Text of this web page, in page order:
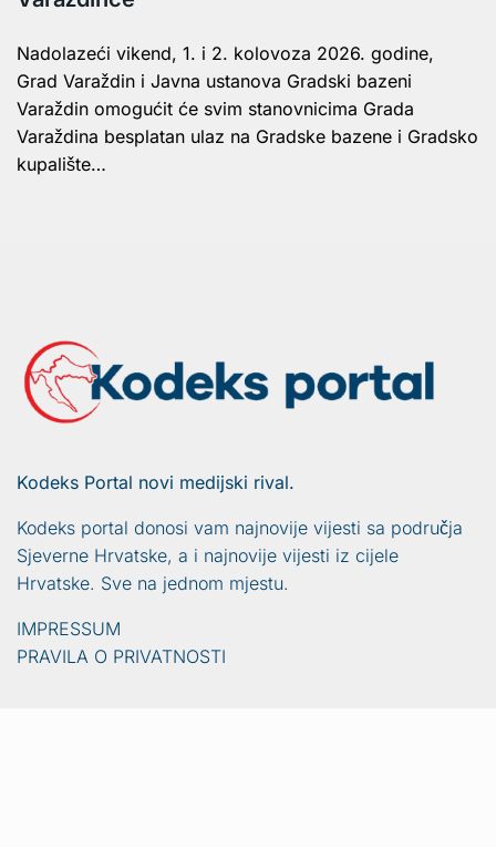
Nadolazeći vikend, 1. i 2. kolovoza 2026. godine,
Grad Varaždin i Javna ustanova Gradski bazeni
Varaždin omogućit će svim stanovnicima Grada
Varaždina besplatan ulaz na Gradske bazene i Gradsko
kupalište…
Kodeks Portal novi medijski rival.
Kodeks portal donosi vam najnovije vijesti sa područja
Sjeverne Hrvatske, a i najnovije vijesti iz cijele
Hrvatske. Sve na jednom mjestu.
IMPRESSUM
PRAVILA O PRIVATNOSTI